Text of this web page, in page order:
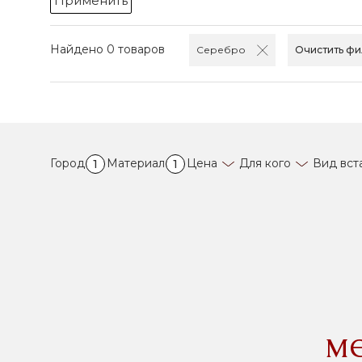
Найдено 0 товаров Серебро Очистить
Город 1 Материал 1 Цена Для кого Вид